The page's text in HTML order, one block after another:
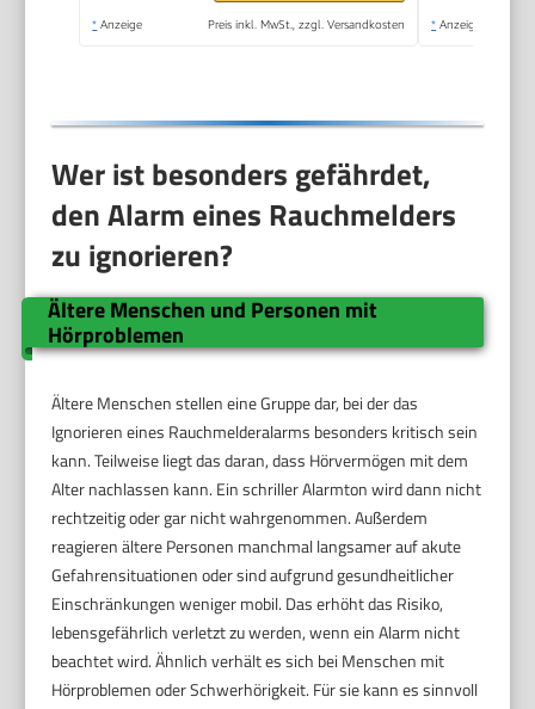
* Anzeige Preis inkl. MwSt., zzgl. Versandkosten * Anzeige
Wer ist besonders gefährdet,
den Alarm eines Rauchmelders
zu ignorieren?
Ältere Menschen und Personen mit
Hörproblemen
Ältere Menschen stellen eine Gruppe dar, bei der das
Ignorieren eines Rauchmelderalarms besonders kritisch sein
kann. Teilweise liegt das daran, dass Hörvermögen mit dem
Alter nachlassen kann. Ein schriller Alarmton wird dann nicht
rechtzeitig oder gar nicht wahrgenommen. Außerdem
reagieren ältere Personen manchmal langsamer auf akute
Gefahrensituationen oder sind aufgrund gesundheitlicher
Einschränkungen weniger mobil. Das erhöht das Risiko,
lebensgefährlich verletzt zu werden, wenn ein Alarm nicht
beachtet wird. Ähnlich verhält es sich bei Menschen mit
Hörproblemen oder Schwerhörigkeit. Für sie kann es sinnvoll